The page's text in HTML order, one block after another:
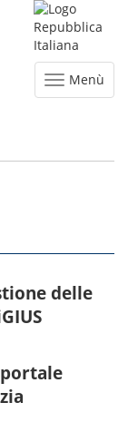
Menù
delle